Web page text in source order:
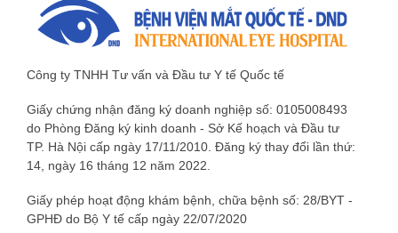
Công ty TNHH Tư vấn và Đầu tư Y tế Quốc tế
Giấy chứng nhận đăng ký doanh nghiệp số: 0105008493
do Phòng Đăng ký kinh doanh - Sở Kế hoạch và Đầu tư
TP. Hà Nội cấp ngày 17/11/2010. Đăng ký thay đổi lần thứ:
14, ngày 16 tháng 12 năm 2022.
Giấy phép hoạt động khám bệnh, chữa bệnh số: 28/BYT -
GPHĐ do Bộ Y tế cấp ngày 22/07/2020